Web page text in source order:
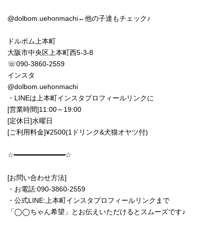
@dolbom.uehonmachi←他の子達もチェック♪
ドルボム上本町
大阪市中央区上本町西5-3-8
☏090-3860-2559
インスタ
@dolbom.uehonmachi
・LINEは上本町インスタプロフィールリンクに
[営業時間]11:00～19:00
[定休日]水曜日
[ご利用料金]¥2500(1ドリンク&犬猫オヤツ付)
☆━━━━━━━━━━━━━☆
[お問い合わせ方法]
・お電話:090-3860-2559
・公式LINE:上本町インスタプロフィールリンクまで
「◯◯ちゃん希望」とお伝えいただけるとスムーズです♪